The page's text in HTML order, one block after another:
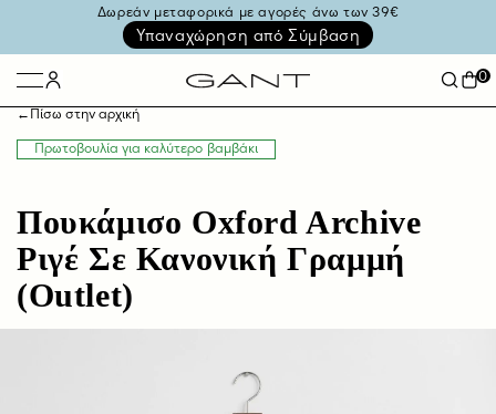
Δωρεάν μεταφορικά με αγορές άνω των 39€
Υπαναχώρηση από Σύμβαση
0
← Πίσω στην αρχική
Πρωτοβουλία για καλύτερο βαμβάκι
Πουκάμισο Oxford Archive
Ριγέ Σε Κανονική Γραμμή
(Outlet)